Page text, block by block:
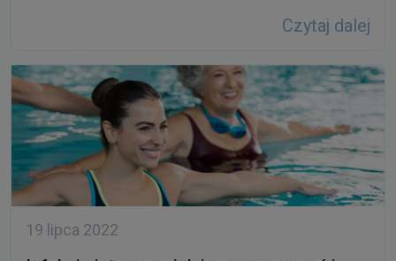
19 lipca 2022
Infekcje intymne - jak je rozpoznawać i
skutecznie leczyć?